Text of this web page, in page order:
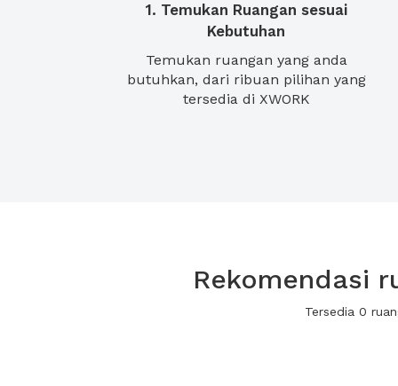
1. Temukan Ruangan sesuai
Kebutuhan
Temukan ruangan yang anda
butuhkan, dari ribuan pilihan yang
tersedia di XWORK
Rekomendasi
Tersedia 0